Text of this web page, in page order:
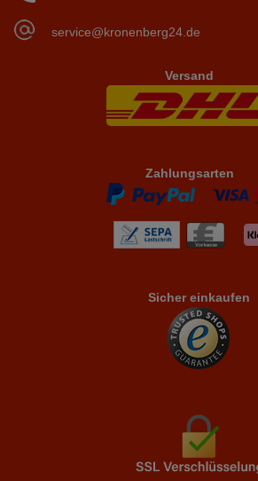
service@kronenberg24.de
Versand
Zahlungsarten
Sicher einkaufen